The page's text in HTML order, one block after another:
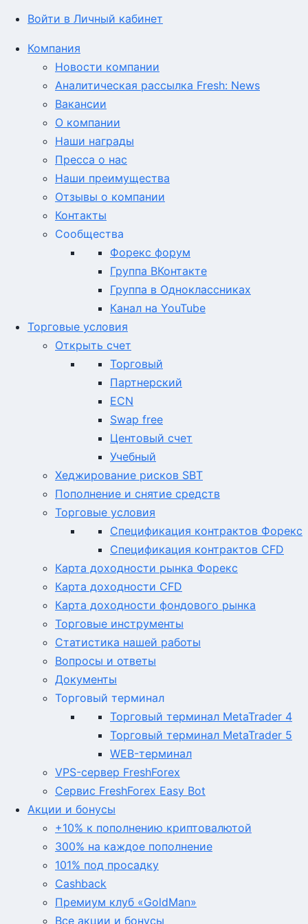
Войти в Личный кабинет
Компания
Новости компании
Аналитическая рассылка Fresh: News
Вакансии
О компании
Наши награды
Пресса о нас
Наши преимущества
Отзывы о компании
Контакты
Сообщества
Форекс форум
Группа ВКонтакте
Группа в Одноклассниках
Канал на YouTube
Торговые условия
Открыть счет
Торговый
Партнерский
ECN
Swap free
Центовый счет
Учебный
Хеджирование рисков SBT
Пополнение и снятие средств
Торговые условия
Спецификация контрактов Форекс
Спецификация контрактов CFD
Карта доходности рынка Форекс
Карта доходности CFD
Карта доходности фондового рынка
Торговые инструменты
Статистика нашей работы
Вопросы и ответы
Документы
Торговый терминал
Торговый терминал MetaTrader 4
Торговый терминал MetaTrader 5
WEB-терминал
VPS-сервер FreshForex
Сервис FreshForex Easy Bot
Акции и бонусы
+10% к пополнению криптовалютой
300% на каждое пополнение
101% под просадку
Cashback
Премиум клуб «GoldMan»
Все акции и бонусы